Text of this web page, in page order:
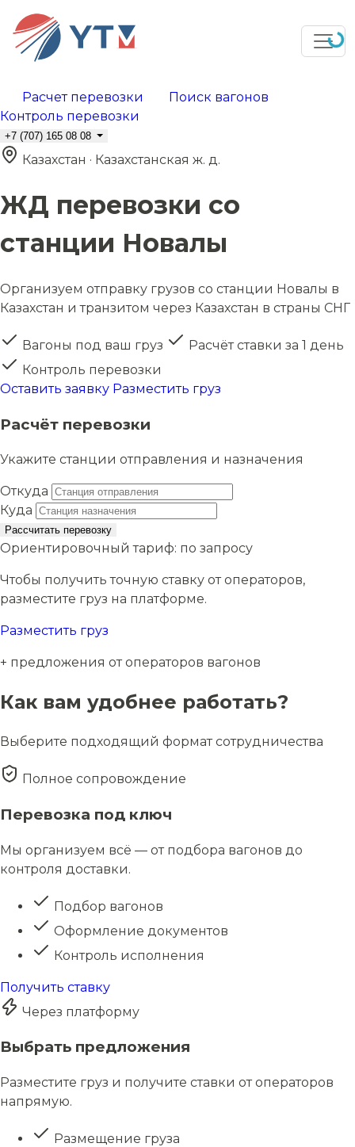
Расчет перевозки
Поиск вагонов
Контроль перевозки
+7 (707) 165 08 08
Казахстан · Казахстанская ж. д.
ЖД перевозки со
станции Новалы
Организуем отправку грузов со станции Новалы в
Казахстан и транзитом через Казахстан в страны СНГ
Вагоны под ваш груз
Расчёт ставки за 1 день
Контроль перевозки
Оставить заявку Разместить груз
Расчёт перевозки
Укажите станции отправления и назначения
Откуда
Куда
Рассчитать перевозку
Ориентировочный тариф: по запросу
Чтобы получить точную ставку от операторов,
разместите груз на платформе.
Разместить груз
+ предложения от операторов вагонов
Как вам удобнее работать?
Выберите подходящий формат сотрудничества
Полное сопровождение
Перевозка под ключ
Мы организуем всё — от подбора вагонов до
контроля доставки.
Подбор вагонов
Оформление документов
Контроль исполнения
Получить ставку
Через платформу
Выбрать предложения
Разместите груз и получите ставки от операторов
напрямую.
Размещение груза